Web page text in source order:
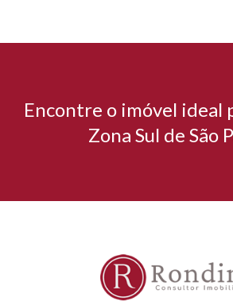
Encontre o imóvel ideal
Zona Sul de São